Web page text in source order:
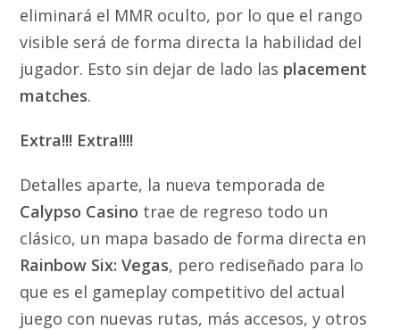
eliminará el MMR oculto, por lo que el rango
visible será de forma directa la habilidad del
jugador. Esto sin dejar de lado las placement
matches.
Extra!!! Extra!!!!
Detalles aparte, la nueva temporada de
Calypso Casino trae de regreso todo un
clásico, un mapa basado de forma directa en
Rainbow Six: Vegas, pero rediseñado para lo
que es el gameplay competitivo del actual
juego con nuevas rutas, más accesos, y otros